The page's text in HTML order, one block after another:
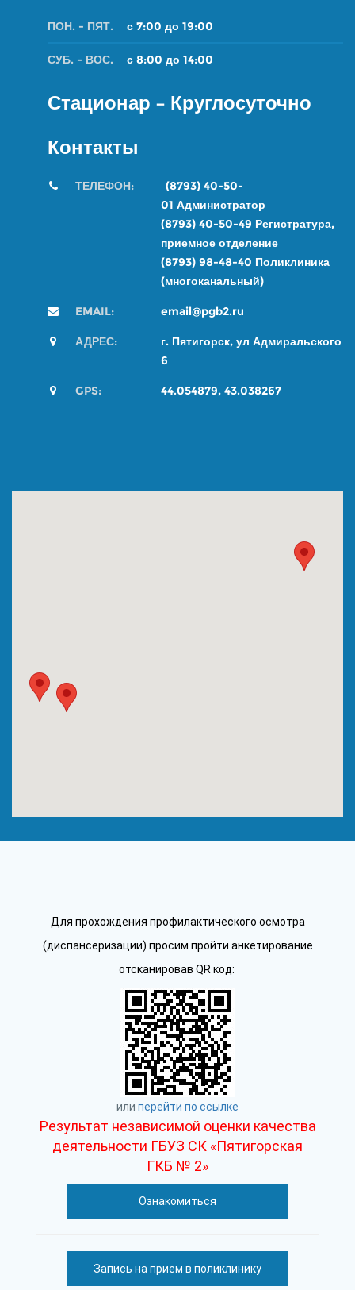
ПОН. - ПЯТ. с 7:00 до 19:00
СУБ. - ВОС. с 8:00 до 14:00
Стационар – Круглосуточно
Контакты
ТЕЛЕФОН: (8793) 40-50-
01 Администратор
(8793) 40-50-49 Регистратура,
приемное отделение
(8793) 98-48-40 Поликлиника
(многоканальный)
EMAIL: email@pgb2.ru
АДРЕС:
г. Пятигорск, ул Адмиральского
6
GPS: 44.054879, 43.038267
Для прохождения профилактического осмотра
(диспансеризации) просим пройти анкетирование
отсканировав QR код:
или перейти по ссылке
Результат независимой оценки качества
деятельности ГБУЗ СК «Пятигорская
ГКБ № 2»
Ознакомиться
Запись на прием в поликлинику